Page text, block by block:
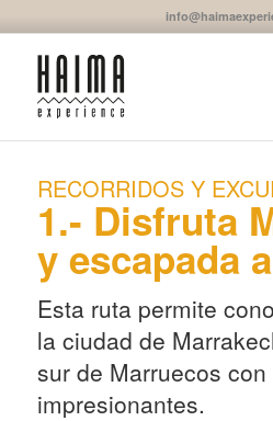
RECORRIDOS Y
1.- Disfruta
y escapada
Esta ruta permite
la ciudad de
sur de Marruecos
impresionantes.